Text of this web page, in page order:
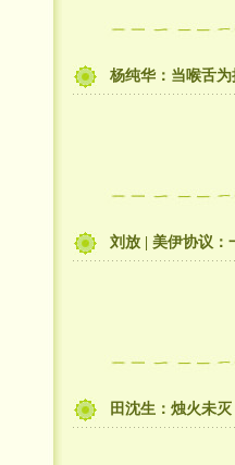
杨纯华：当喉舌
刘放 | 美伊协议：
田沈生：烛火未